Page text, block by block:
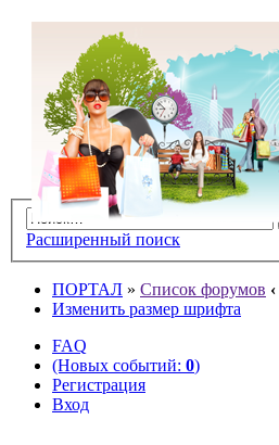
Расширенный поиск
ПОРТАЛ » Список форумов ‹
Изменить размер шрифта
FAQ
(Новых событий: 0)
Регистрация
Вход